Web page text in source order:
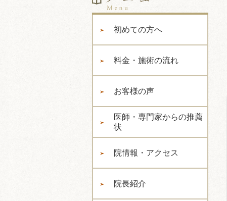
初めての方へ
料金・施術の流れ
お客様の声
医師・専門家からの推薦
状
院情報・アクセス
院長紹介